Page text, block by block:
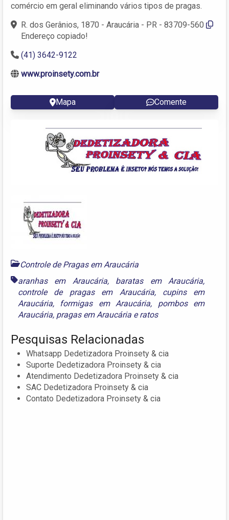
comércio em geral eliminando vários tipos de pragas.
R. dos Gerânios, 1870 - Araucária - PR - 83709-560
Endereço copiado!
(41) 3642-9122
www.proinsety.com.br
Mapa Comente
Controle de Pragas em Araucária
aranhas em Araucária, baratas em Araucária,
controle de pragas em Araucária, cupins em
Araucária, formigas em Araucária, pombos em
Araucária, pragas em Araucária eratos
Pesquisas Relacionadas
Whatsapp Dedetizadora Proinsety & cia
Suporte Dedetizadora Proinsety & cia
Atendimento Dedetizadora Proinsety & cia
SAC Dedetizadora Proinsety & cia
Contato Dedetizadora Proinsety & cia